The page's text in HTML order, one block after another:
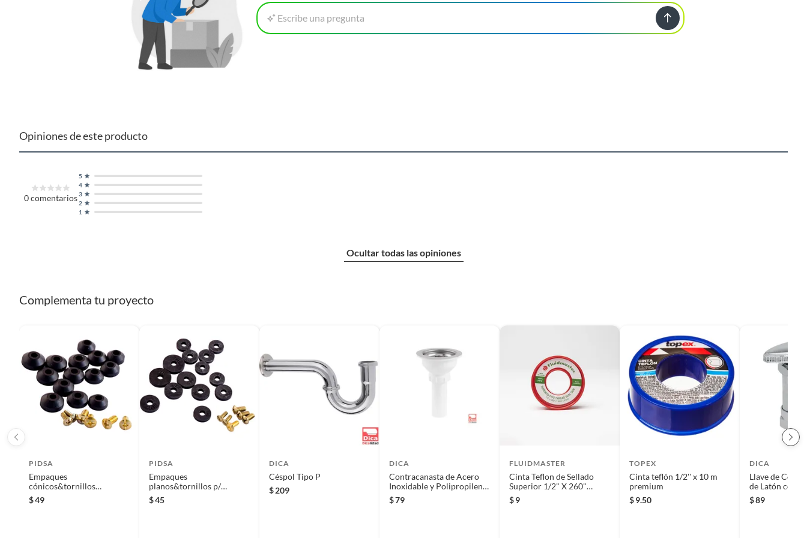
Escribe una pregunta
Opiniones de este producto
0comentarios
1
2
3
4
5
Ocultar todas las opiniones
Complementa tu proyecto
PIDSA
Empaques
cónicos&tornillos
p/mezcladora
$49
PIDSA
Empaques
planos&tornillos p/
mezcladora
$45
DICA
Céspol Tipo P
$209
DICA
Contracanasta de Acero
Inoxidable y Polipropileno
para Fregadero
$79
FLUIDMASTER
Cinta Teflon de Sellado
Superior 1/2" X 260"
(13mm X 6.6M)
$9
TOPEX
Cinta teflón 1/2'' x 10 m
premium
$9.50
DICA
Llave de
de Latón con
Contratuerca
$89